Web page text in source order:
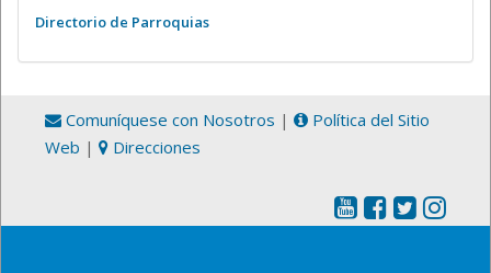
Directorio de Parroquias
Comuníquese con Nosotros |
Política del Sitio
Web | Direcciones